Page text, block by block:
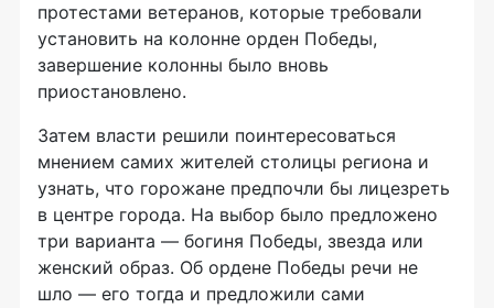
протестами ветеранов, которые требовали
установить на колонне орден Победы,
завершение колонны было вновь
приостановлено.
Затем власти решили поинтересоваться
мнением самих жителей столицы региона и
узнать, что горожане предпочли бы лицезреть
в центре города. На выбор было предложено
три варианта — богиня Победы, звезда или
женский образ. Об ордене Победы речи не
шло — его тогда и предложили сами